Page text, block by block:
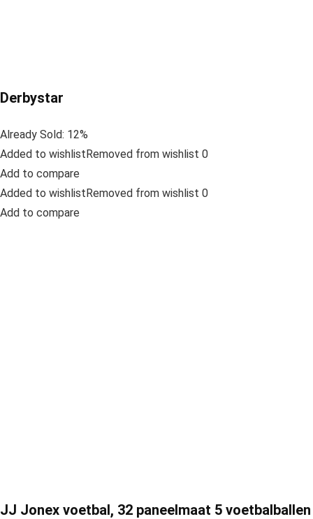
Derbystar
Already Sold: 12%
Added to wishlistRemoved from wishlist 0
Add to compare
Added to wishlistRemoved from wishlist 0
Add to compare
JJ Jonex voetbal, 32 paneelmaat 5 voetbalballen